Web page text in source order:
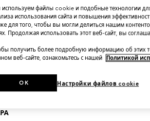
файлы cookie и подобные технологии
использования сайта и повышения
для того, чтобы вы могли делиться нашим
Продолжая использовать этот веб-сайт, вы
получить более подробную информацию об этих
веб-сайте, ознакомьтесь с нашей
Политикой
Настройки файлов cookie
OK